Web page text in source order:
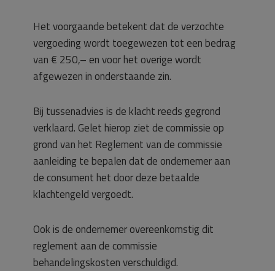
Het voorgaande betekent dat de verzochte
vergoeding wordt toegewezen tot een bedrag
van € 250,– en voor het overige wordt
afgewezen in onderstaande zin.
Bij tussenadvies is de klacht reeds gegrond
verklaard. Gelet hierop ziet de commissie op
grond van het Reglement van de commissie
aanleiding te bepalen dat de ondernemer aan
de consument het door deze betaalde
klachtengeld vergoedt.
Ook is de ondernemer overeenkomstig dit
reglement aan de commissie
behandelingskosten verschuldigd.